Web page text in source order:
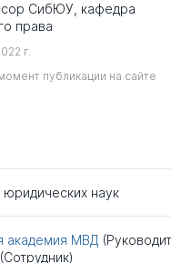
СибЮУ, кафедра
права
г.
публикации на сайте
юридических наук
академия МВД
(Сотрудник)